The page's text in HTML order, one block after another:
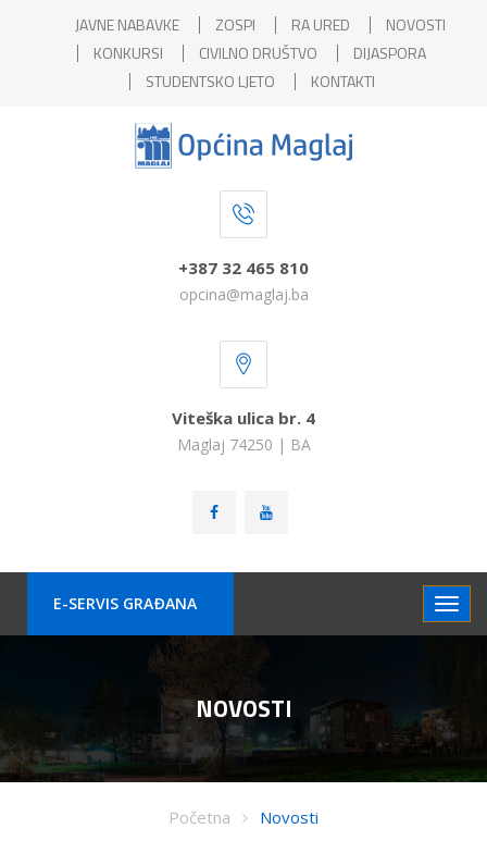
JAVNE NABAVKE ZOSPI RA URED
NOVOSTI
KONKURSI
CIVILNO DRUŠTVO
DIJASPORA
STUDENTSKO LJETO
KONTAKTI
+387 32 465 810
opcina@maglaj.ba
Viteška ulica br. 4
Maglaj 74250 | BA
E-SERVIS GRAÐANA
NOVOSTI
Početna Novosti